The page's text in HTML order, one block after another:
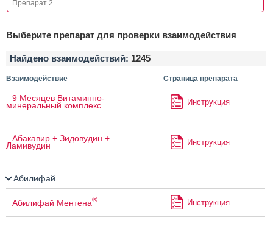
Выберите препарат для проверки взаимодействия
Найдено взаимодействий: 1245
Взаимодействие Страница препарата
9 Месяцев Витаминно-
минеральный комплекс Инструкция
Абакавир + Зидовудин +
Ламивудин Инструкция
Абилифай
Абилифай Ментена® Инструкция